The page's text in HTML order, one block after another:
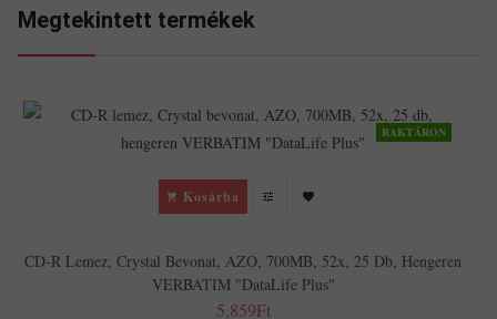
Megtekintett termékek
RAKTÁRON
Kosárba
CD-R Lemez, Crystal Bevonat, AZO, 700MB, 52x, 25 Db, Hengeren
VERBATIM "DataLife Plus"
5,859Ft